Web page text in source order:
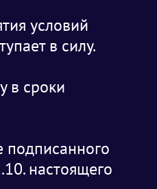
условий
в силу.
в сроки
подписанного
настоящего